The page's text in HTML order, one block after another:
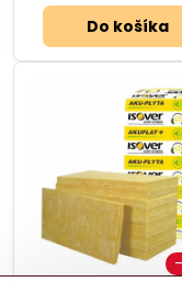
Do košíka